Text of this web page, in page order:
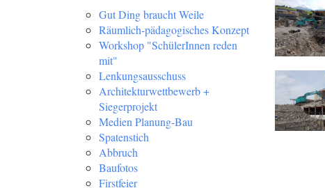
Gut Ding braucht Weile
Räumlich-pädagogisches Konzept
Workshop "SchülerInnen reden
mit"
Lenkungsausschuss
Architekturwettbewerb +
Siegerprojekt
Medien Planung-Bau
Spatenstich
Abbruch
Baufotos
Firstfeier